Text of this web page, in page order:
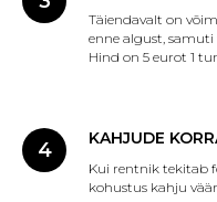
Täiendavalt on
enne algust,
Hind on 5 eurot 1
KAHJUDE
Kui rentnik tekitab
kohustus kahju